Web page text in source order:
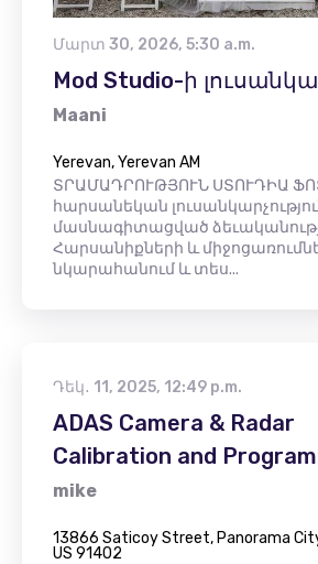
Մարտ 30, 2026, 5:30 a.m.
Mod Studio-ի
Maani
Yerevan, Yerevan AM
ՏՐԱՄԱԴՐՈՒԹՅՈՒՆ ՍՏՈՒԴԻԱ
հարսանեկան
մասնագիտացված
Հարսանիքների և
նկարահանում և տես...
Դեկ․ 11, 2025, 12:49 p.m.
ADAS Camera & Radar
Calibration and
mike
13866 Saticoy Street, Panorama
US 91402